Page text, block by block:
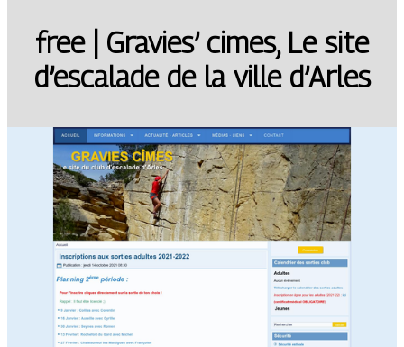
free | Gravies’ cimes, Le site
d’escalade de la ville d’Arles